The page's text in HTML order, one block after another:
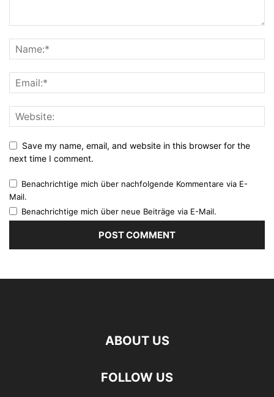
Save my name, email, and website in this browser for the
next time I comment.
Benachrichtige mich über nachfolgende Kommentare via E-
Mail.
Benachrichtige mich über neue Beiträge via E-Mail.
ABOUT US
FOLLOW US